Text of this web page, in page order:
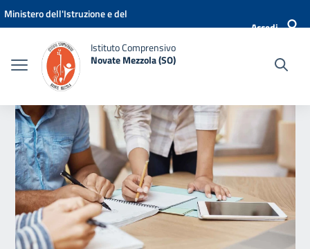
Vai ai contenuti
Vai al menu di navigazione
Vai al footer
Ministero dell'Istruzione e del
Accedi
Istituto Comprensivo
Novate Mezzola (SO)